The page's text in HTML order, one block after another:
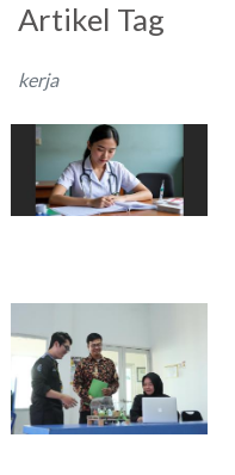
Artikel Tag
kerja